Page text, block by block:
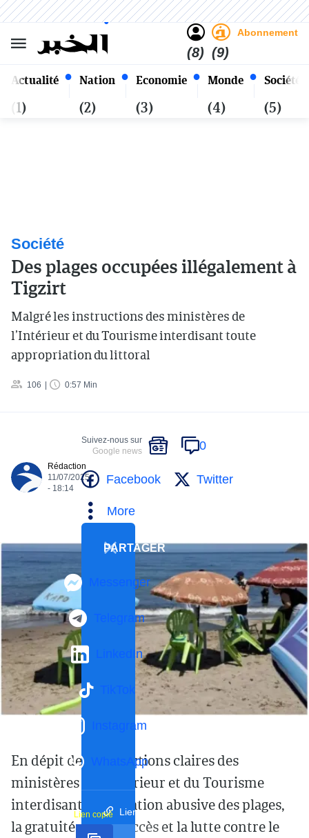
Actualité
(1)
Nation
(2)
Economie
(3)
Monde
(4)
Société
(5)
(8)
Abonnement
(9)
Samedi 24 Safar 1448 - 08
Août 2026
Alger
Société
Des plages occupées illégalement à
Tigzirt
Malgré les instructions des ministères de
l’Intérieur et du Tourisme interdisant toute
appropriation du littoral
106 0:57 Min
Rédaction
11/07/2025
- 18:14
Suivez-nous sur
Google news
0
Facebook Twitter
More
PARTAGER
Messenger
Telegram
LinkedIn
TikTok
Instagram
WhatsApp
Lien court
Lien copié
En dépit des instructions claires des
ministères de l’Intérieur et du Tourisme
interdisant l’occupation abusive des plages,
la gratuité de leur accès et la lutte contre le